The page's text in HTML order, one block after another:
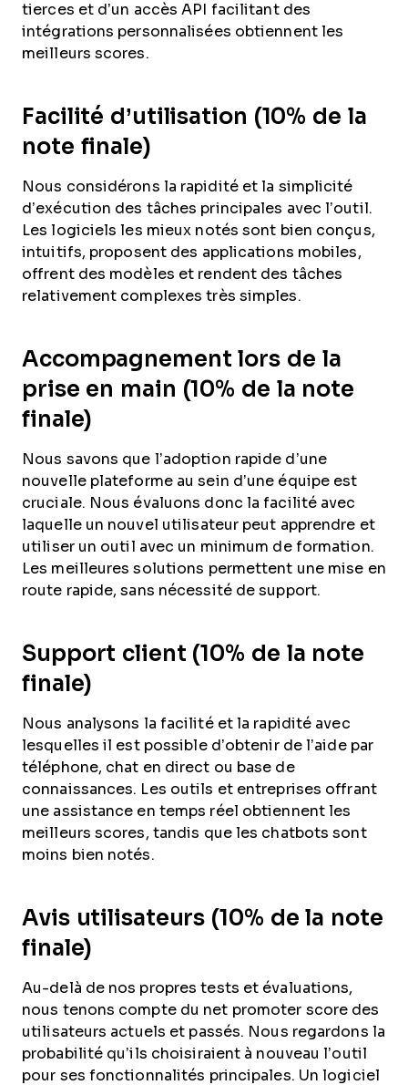
tierces et d’un accès API facilitant des
intégrations personnalisées obtiennent les
meilleurs scores.
Facilité d’utilisation (10% de la
note finale)
Nous considérons la rapidité et la simplicité
d’exécution des tâches principales avec l’outil.
Les logiciels les mieux notés sont bien conçus,
intuitifs, proposent des applications mobiles,
offrent des modèles et rendent des tâches
relativement complexes très simples.
Accompagnement lors de la
prise en main (10% de la note
finale)
Nous savons que l’adoption rapide d’une
nouvelle plateforme au sein d’une équipe est
cruciale. Nous évaluons donc la facilité avec
laquelle un nouvel utilisateur peut apprendre et
utiliser un outil avec un minimum de formation.
Les meilleures solutions permettent une mise en
route rapide, sans nécessité de support.
Support client (10% de la note
finale)
Nous analysons la facilité et la rapidité avec
lesquelles il est possible d’obtenir de l’aide par
téléphone, chat en direct ou base de
connaissances. Les outils et entreprises offrant
une assistance en temps réel obtiennent les
meilleurs scores, tandis que les chatbots sont
moins bien notés.
Avis utilisateurs (10% de la note
finale)
Au-delà de nos propres tests et évaluations,
nous tenons compte du net promoter score des
utilisateurs actuels et passés. Nous regardons la
probabilité qu’ils choisiraient à nouveau l’outil
pour ses fonctionnalités principales. Un logiciel